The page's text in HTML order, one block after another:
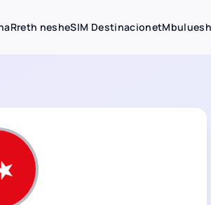
Rreth nesheSIM Destinacionet